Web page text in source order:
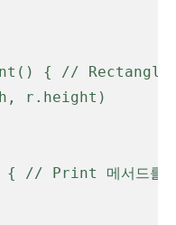
{ // Rectangle에
Print 메서드를 가